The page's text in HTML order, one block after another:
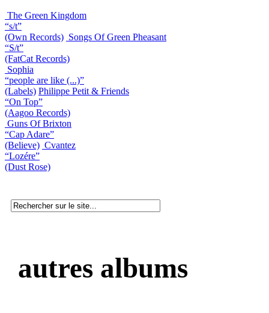
The Green Kingdom
“s/t”
(Own Records) Songs Of Green Pheasant
“S/t”
(FatCat Records)
Sophia
“people are like (...)”
(Labels) Philippe Petit & Friends
“On Top”
(Aagoo Records)
Guns Of Brixton
“Cap Adare”
(Believe) Cvantez
“Lozére”
(Dust Rose)
autres albums